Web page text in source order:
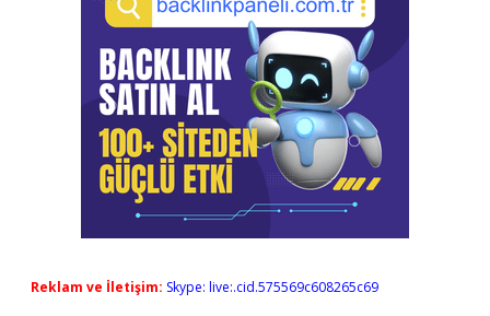
Reklam ve İletişim: Skype: live:.cid.575569c608265c69